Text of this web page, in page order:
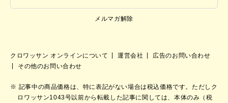
メルマガ解除
クロワッサン オンラインについて 運営会社
広告のお問い合わせ
その他のお問い合わせ
記事中の商品価格は、特に表記がない場合は税込価格です。ただしク
ロワッサン1043号以前から転載した記事に関しては、本体のみ（税